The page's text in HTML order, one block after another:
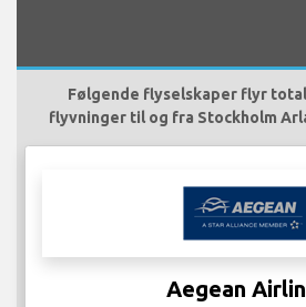
Følgende flyselskaper flyr
flyvninger til og fra Stockholm
Aegean